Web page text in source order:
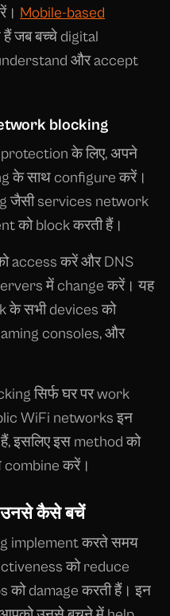
Mobile-based
जब बच्चे digital
और accept
blocking
के लिए, अपने
के साथ configure करें।
जैसी services network
को block करती हैं।
access करें और DNS
में change करें। यह
सभी devices को
consoles, और
सिर्फ घर पर work
WiFi networks इन
इसलिए इस method को
करें।
उनसे कैसे बचें
implement करते समय
को reduce
को damage करती हैं। इन